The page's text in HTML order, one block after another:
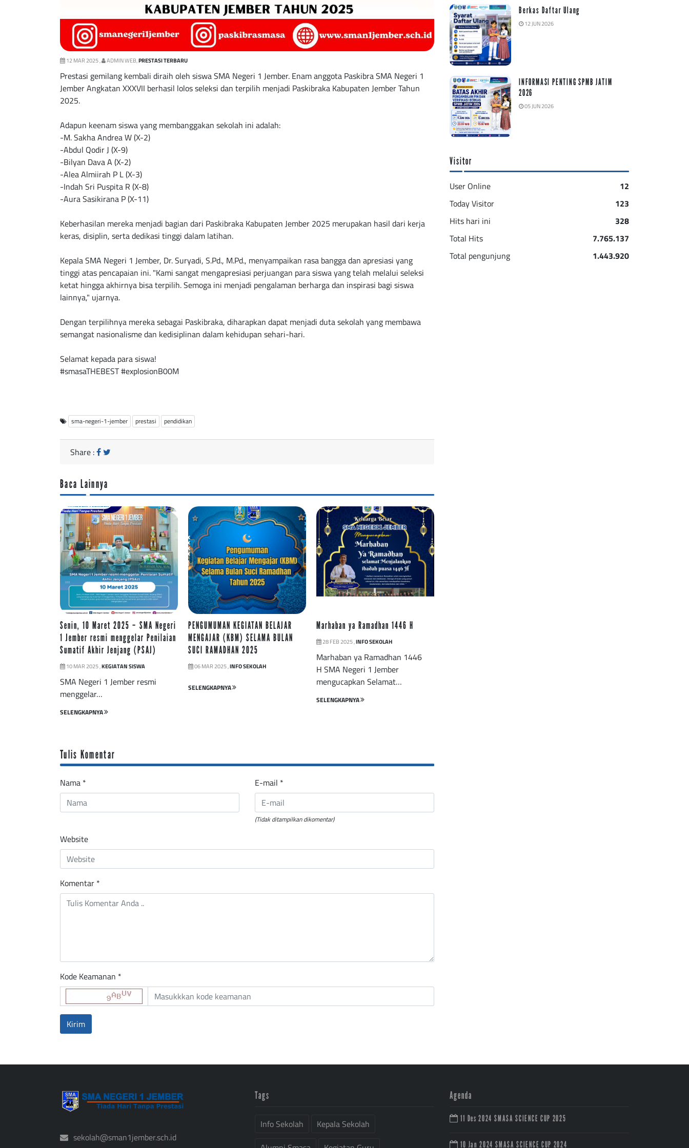
12 MAR 2025 , ADMIN WEB,PRESTASI TERBARU
Prestasi gemilang kembali diraih oleh siswa SMA Negeri 1 Jember. Enam anggota Paskibra SMA Negeri 1
Jember Angkatan XXXVII berhasil lolos seleksi dan terpilih menjadi Paskibraka Kabupaten Jember Tahun
2025.
Adapun keenam siswa yang membanggakan sekolah ini adalah:
-M. Sakha Andrea W (X-2)
-Abdul Qodir J (X-9)
-Bilyan Dava A (X-2)
-Alea Almiirah P L (X-3)
-Indah Sri Puspita R (X-8)
-Aura Sasikirana P (X-11)
Keberhasilan mereka menjadi bagian dari Paskibraka Kabupaten Jember 2025 merupakan hasil dari kerja
keras, disiplin, serta dedikasi tinggi dalam latihan.
Kepala SMA Negeri 1 Jember, Dr. Suryadi, S.Pd., M.Pd., menyampaikan rasa bangga dan apresiasi yang
tinggi atas pencapaian ini. "Kami sangat mengapresiasi perjuangan para siswa yang telah melalui seleksi
ketat hingga akhirnya bisa terpilih. Semoga ini menjadi pengalaman berharga dan inspirasi bagi siswa
lainnya," ujarnya.
Dengan terpilihnya mereka sebagai Paskibraka, diharapkan dapat menjadi duta sekolah yang membawa
semangat nasionalisme dan kedisiplinan dalam kehidupan sehari-hari.
Selamat kepada para siswa!
#smasaTHEBEST#explosionB00M
sma-negeri-1-jember prestasi pendidikan
Share :
Baca Lainnya
Senin, 10 Maret 2025 – SMA Negeri
1 Jember resmi menggelar Penilaian
Sumatif Akhir Jenjang (PSAJ)
10 MAR 2025 ,KEGIATAN SISWA
SMA Negeri 1 Jember resmi
menggelar…
SELENGKAPNYA
PENGUMUMAN KEGIATAN BELAJAR
MENGAJAR (KBM) SELAMA BULAN
SUCI RAMADHAN 2025
06 MAR 2025 ,INFO SEKOLAH
SELENGKAPNYA
Marhaban ya Ramadhan 1446 H
28 FEB 2025 ,INFO SEKOLAH
Marhaban ya Ramadhan 1446
H SMA Negeri 1 Jember
mengucapkan Selamat…
SELENGKAPNYA
Tulis Komentar
Nama * E-mail *
(Tidak ditampilkan dikomentar)
Website
Komentar *
Kode Keamanan *
Berkas Daftar Ulang
12 JUN 2026
INFORMASI PENTING SPMB JATIM
2026
05 JUN 2026
Visitor
User Online
12
Today Visitor
123
Hits hari ini
328
Total Hits
7.765.137
Total pengunjung
1.443.920
sekolah@sman1jember.sch.id
Tags
Info Sekolah
Kepala Sekolah
Agenda
11 Des 2024 SMASA SCIENCE CUP 2025
10 Jan 2024 SMASA SCIENCE CUP 2024